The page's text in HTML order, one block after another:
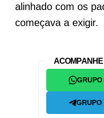
alinhado com os
começava a exigir.